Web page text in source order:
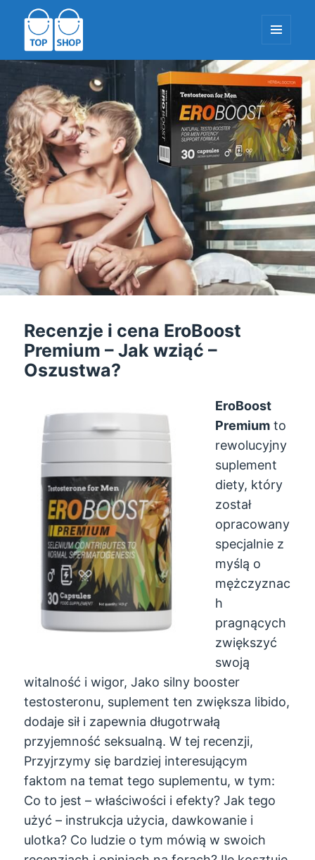
TopShop-EU.com
I
WIDGETY
Recenzje i cena EroBoost
Premium – Jak wziąć –
Oszustwa?
EroBoost
Premium to
rewolucyjny
suplement
diety, który
został
opracowany
specjalnie z
myślą o
mężczyznac
h
pragnących
zwiększyć
swoją
witalność i wigor, Jako silny booster
testosteronu, suplement ten zwiększa libido,
dodaje sił i zapewnia długotrwałą
przyjemność seksualną. W tej recenzji,
Przyjrzymy się bardziej interesującym
faktom na temat tego suplementu, w tym:
Co to jest – właściwości i efekty? Jak tego
użyć – instrukcja użycia, dawkowanie i
ulotka? Co ludzie o tym mówią w swoich